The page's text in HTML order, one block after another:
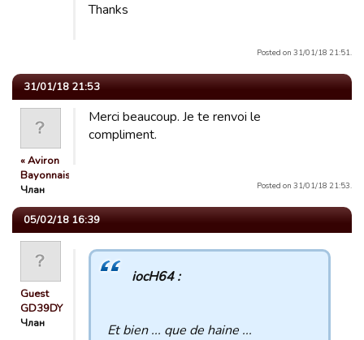
Thanks
Posted on 31/01/18 21:51.
31/01/18 21:53
« Aviron
Bayonnais »
Члан
Merci beaucoup. Je te renvoi le
compliment.
Posted on 31/01/18 21:53.
05/02/18 16:39
Guest
GD39DY
Члан
iocH64 :
Et bien ... que de haine ...